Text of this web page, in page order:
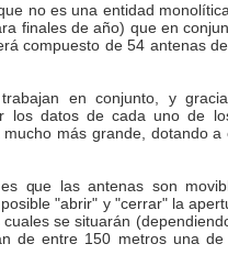
no es una entidad
finales de año) que en
compuesto de 54 antenas
en conjunto, y
los datos de cada uno de
más grande, dotando
que las antenas son
"abrir" y "cerrar" la
se situarán
de entre 150 metros una